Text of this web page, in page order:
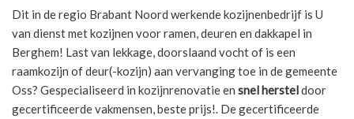
Dit in de regio Brabant Noord werkende kozijnenbedrijf is U
van dienst met kozijnen voor ramen, deuren en dakkapel in
Berghem! Last van lekkage, doorslaand vocht of is een
raamkozijn of deur(-kozijn) aan vervanging toe in de gemeente
Oss? Gespecialiseerd in kozijnrenovatie en snel hersteldoor
gecertificeerde vakmensen, beste prijs!. De gecertificeerde